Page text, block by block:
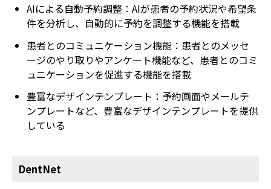
AIによる自動予約調整：AIが患者の予約状況や希望条
件を分析し、自動的に予約を調整する機能を搭載
患者とのコミュニケーション機能：患者とのメッセ
ージのやり取りやアンケート機能など、患者とのコミ
ュニケーションを促進する機能を搭載
豊富なデザインテンプレート：予約画面やメールテ
ンプレートなど、豊富なデザインテンプレートを提供
している
DentNet